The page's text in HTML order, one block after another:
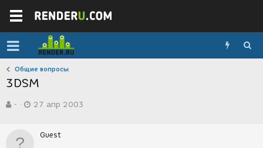
Общие вопросы
3DSM
в
р
-
а
27 апр 2003
Guest